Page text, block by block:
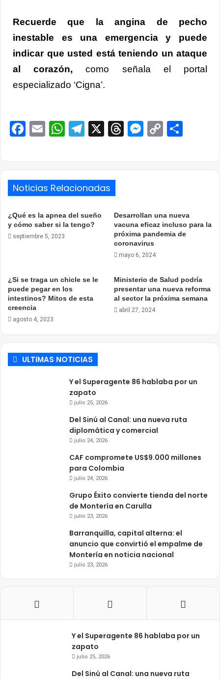
Recuerde que la angina de pecho
inestable es una emergencia y puede
indicar que usted está teniendo un ataque
al corazón, como señala el portal
especializado ‘Cigna’.
Facebook
EmailWhatsApp
Telegram
X ThreadsCopy
Noticias Relacionadas
¿Qué es la apnea del sueño
y cómo saber si la tengo?
septiembre 5, 2023
Desarrollan una nueva
vacuna eficaz incluso para la
próxima pandemia de
coronavirus
mayo 6, 2024
¿Si se traga un chicle se le
puede pegar en los
intestinos? Mitos de esta
creencia
agosto 4, 2023
Ministerio de Salud podría
presentar una nueva reforma
al sector la próxima semana
abril 27, 2024
ULTIMAS NOTICIAS
Y el Superagente 86 hablaba por un
zapato
julio 25, 2026
Del Sinú al Canal: una nueva ruta
diplomática y comercial
julio 24, 2026
CAF compromete US$9.000 millones
para Colombia
julio 24, 2026
Grupo Éxito convierte tienda del norte
de Montería en Carulla
julio 23, 2026
Barranquilla, capital alterna: el
anuncio que convirtió el empalme de
Montería en noticia nacional
julio 23, 2026
Y el Superagente 86 hablaba por un
zapato
julio 25, 2026
Del Sinú al Canal: una nueva ruta